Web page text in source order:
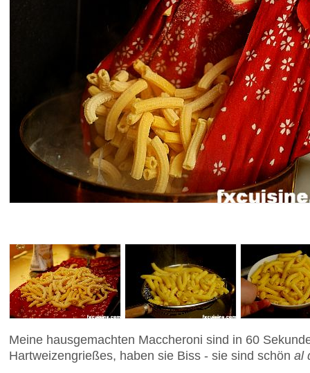
Meine hausgemachten Maccheroni sind in 60
Hartweizengrießes, haben sie Biss - sie sind schön al